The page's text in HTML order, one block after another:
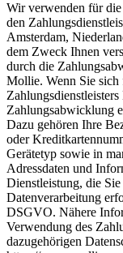
Wir verwenden für
den
Amsterdam,
dem Zweck Ihnen
durch die
Mollie. Wenn Sie sich
Zahlungsabwicklung
Dazu gehören Ihre
oder
Gerätetyp sowie in
Adressdaten und
Dienstleistung, die
Datenverarbeitung
DSGVO. Nähere
Verwendung des
dazugehörigen